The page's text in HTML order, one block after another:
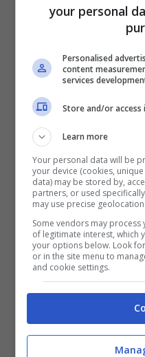
Clicca QUI meteo
In provincia di
pressione rinnova
tipicamente estivo
qualche temporale
tardo pomeriggio.
clima caldo e afoso
regime di brezza.
your personal
Personalised
content
services
Store and/or
Learn more
Your personal data will be
your device (cookies,
data) may be stored by,
partners, or used
may use precise
Some vendors may
of legitimate interest, which
your options below. Look
or in the site menu to
and cookie settings.